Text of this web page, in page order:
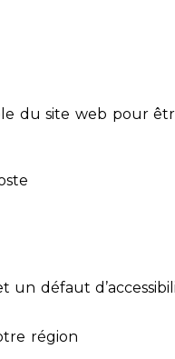
du site web pour
défaut
région